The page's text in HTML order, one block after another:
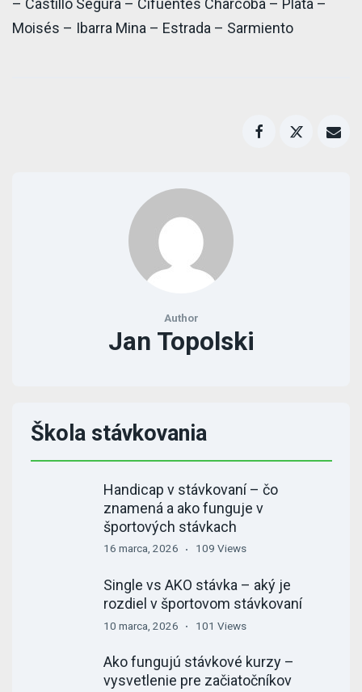
– Castillo Segura – Cifuentes Charcoba – Plata –
Moisés – Ibarra Mina – Estrada – Sarmiento
Author
Jan Topolski
Škola stávkovania
Handicap v stávkovaní – čo
znamená a ako funguje v
športových stávkach
16 marca, 2026 109 Views
Single vs AKO stávka – aký je
rozdiel v športovom stávkovaní
10 marca, 2026 101 Views
Ako fungujú stávkové kurzy –
vysvetlenie pre začiatočníkov